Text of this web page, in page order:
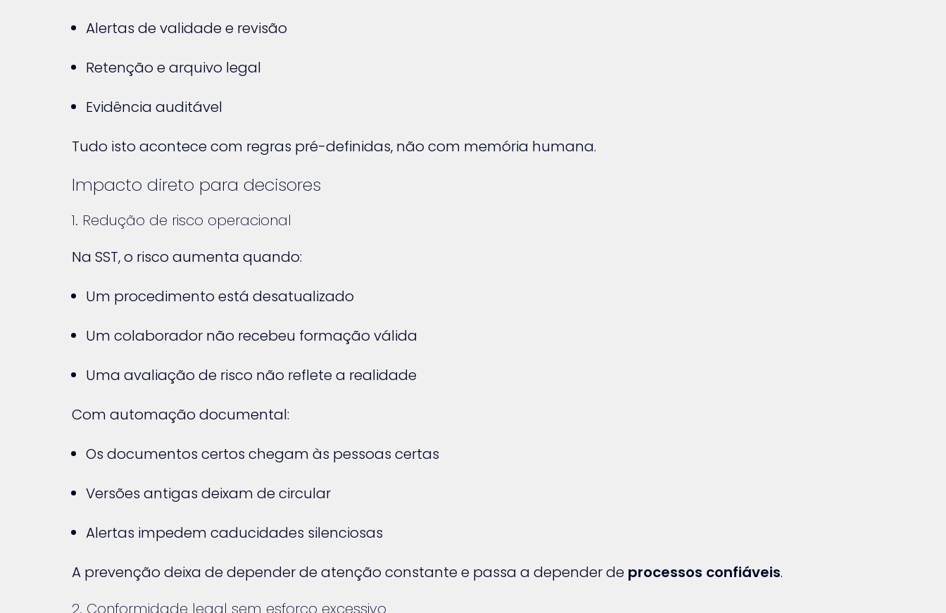
Alertas de validade e revisão
Retenção e arquivo legal
Evidência auditável
Tudo isto acontece com regras pré-definidas, não com memória humana.
Impacto direto para decisores
1. Redução de risco operacional
Na SST, o risco aumenta quando:
Um procedimento está desatualizado
Um colaborador não recebeu formação válida
Uma avaliação de risco não reflete a realidade
Com automação documental:
Os documentos certos chegam às pessoas certas
Versões antigas deixam de circular
Alertas impedem caducidades silenciosas
A prevenção deixa de depender de atenção constante e passa a depender de processos confiáveis.
2. Conformidade legal sem esforço excessivo